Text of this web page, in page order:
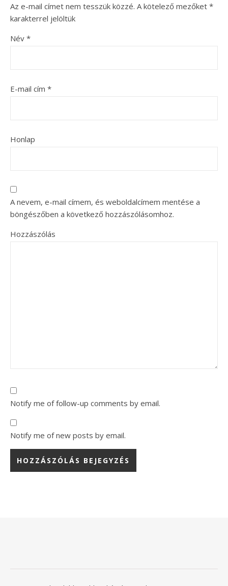
Az e-mail címet nem tesszük közzé. A kötelező mezőket *
karakterrel jelöltük
Név *
E-mail cím *
Honlap
A nevem, e-mail címem, és weboldalcímem mentése a
böngészőben a következő hozzászólásomhoz.
Hozzászólás
Notify me of follow-up comments by email.
Notify me of new posts by email.